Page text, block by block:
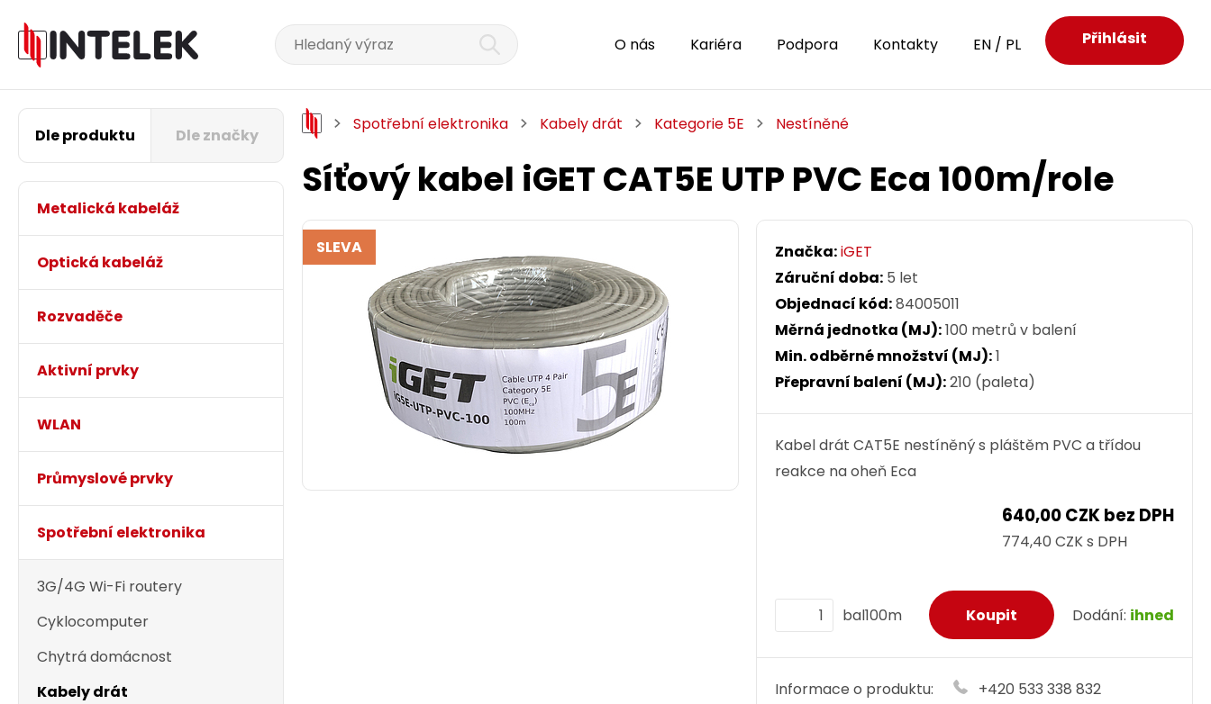
O nás Kariéra Podpora Kontakty EN / PL Přihlásit
Dle produktu Dle značky
Metalická kabeláž
Optická kabeláž
Rozvaděče
Aktivní prvky
WLAN
Průmyslové prvky
Spotřební elektronika
3G/4G Wi-Fi routery
Cyklocomputer
Chytrá domácnost
Kabely drát
Spotřební elektronika Kabely drát Kategorie 5E Nestíněné
Síťový kabel iGET CAT5E UTP PVC Eca 100m/role
SLEVA Značka:iGET
Záruční doba: 5 let
Objednací kód:84005011
Měrná jednotka (MJ):100 metrů v balení
Min. odběrné množství (MJ):1
Přepravní balení (MJ):210 (paleta)
Kabel drát CAT5E nestíněný s pláštěm PVC a třídou
reakce na oheň Eca
640,00 CZK bez DPH
774,40 CZK s DPH
bal100m Dodání: ihned
Informace o produktu:
+420 533 338 832